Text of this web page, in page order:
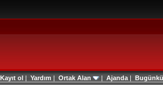
Kayıt ol | Yardım | Ortak Alan | Ajanda |